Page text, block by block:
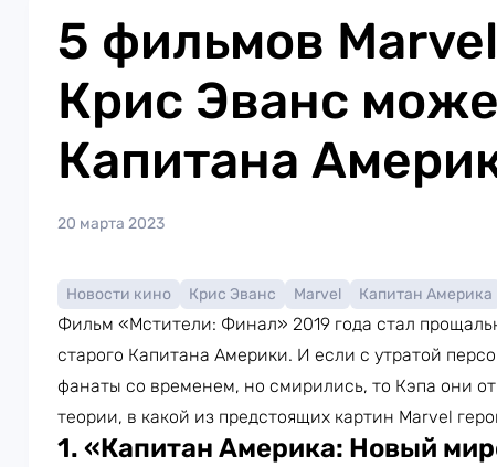
5 фильмов
Крис Эванс
Капитана
20 марта 2023
Новости кино Крис Эванс Marvel Капитан Америка
Фильм «Мстители: Финал» 2019 года стал
старого Капитана Америки. И если с утратой
фанаты со временем, но смирились, то Кэпа они
теории, в какой из предстоящих картин Marvel
1. «Капитан Америка: Новый